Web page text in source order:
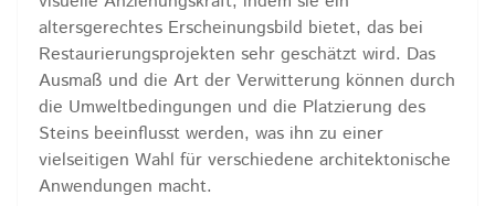
altersgerechtes Erscheinungsbild bietet, das bei
Restaurierungsprojekten sehr geschätzt wird. Das
Ausmaß und die Art der Verwitterung können durch
die Umweltbedingungen und die Platzierung des
Steins beeinflusst werden, was ihn zu einer
vielseitigen Wahl für verschiedene architektonische
Anwendungen macht.